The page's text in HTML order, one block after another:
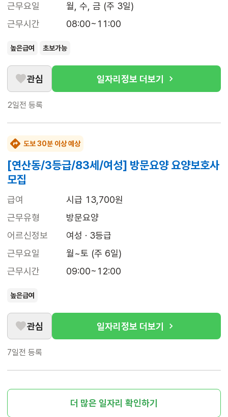
근무요일
월, 수, 금 (주 3일)
근무시간
08:00~11:00
높은급여 초보가능
관심 일자리정보 더보기
2일전 등록
도보 30분 이상 예상
[연산동/3등급/83세/여성] 방문요양 요양보호사
모집
급여
시급 13,700원
근무유형
방문요양
어르신정보
여성 · 3등급
근무요일
월~토 (주 6일)
근무시간
09:00~12:00
높은급여
관심 일자리정보 더보기
7일전 등록
더 많은 일자리 확인하기